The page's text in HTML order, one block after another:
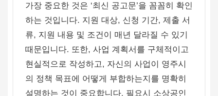
가장 중요한 것은 ‘최신 공고문’을 꼼꼼히 확인
하는 것입니다. 지원 대상, 신청 기간, 제출 서
류, 지원 내용 및 조건이 매년 달라질 수 있기
때문입니다. 또한, 사업 계획서를 구체적이고
현실적으로 작성하고, 자신의 사업이 영주시
의 정책 목표에 어떻게 부합하는지를 명확히
설명하는 것이 중요합니다. 필요시 소상공인